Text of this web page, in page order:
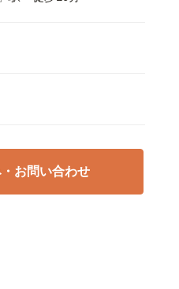
お問い合わせ